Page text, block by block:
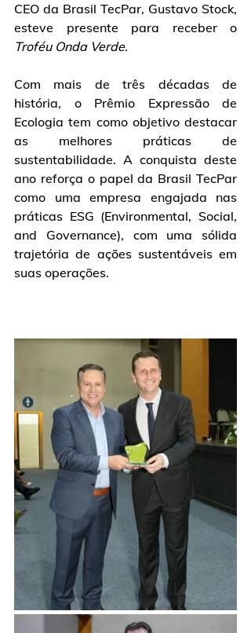
CEO da Brasil TecPar, Gustavo Stock,
Troféu Onda Verde.
Com mais de três décadas de
história, o Prêmio Expressão de
Ecologia tem como objetivo destacar
as melhores práticas de
sustentabilidade. A conquista deste
ano reforça o papel da Brasil TecPar
como uma empresa engajada nas
práticas ESG (Environmental, Social,
and Governance), com uma sólida
trajetória de ações sustentáveis em
suas operações.